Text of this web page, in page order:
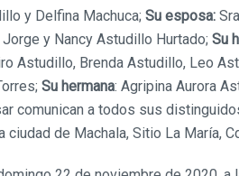
y Delfina Machuca; Su esposa:
y Nancy Astudillo Hurtado; Su
Astudillo, Brenda Astudillo, Leo
Su hermana: Agripina Aurora
comunican a todos sus
de Machala, Sitio La María,